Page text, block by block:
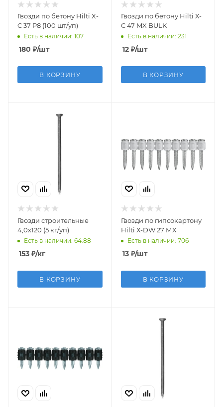
Гвозди по бетону Hilti X-
C 37 P8 (100 шт/уп)
Есть в наличии: 107
180 ₽/шт
В КОРЗИНУ
Гвозди по бетону Hilti Х-
С 47 MX BULK
Есть в наличии: 231
12₽/шт
В КОРЗИНУ
Гвозди строительные
4,0х120 (5 кг/уп)
Есть в наличии: 64.88
153 ₽/кг
В КОРЗИНУ
Гвозди по гипсокартону
Hilti Х-DW 27 МХ
Есть в наличии: 706
13₽/шт
В КОРЗИНУ